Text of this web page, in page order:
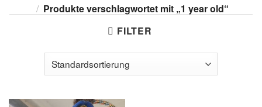
/ Produkte verschlagwortet mit „1 year old“
FILTER